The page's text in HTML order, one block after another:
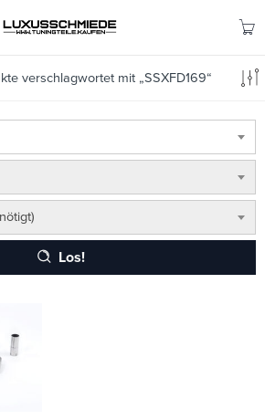
verschlagwortet mit „SSXFD169“
Los!